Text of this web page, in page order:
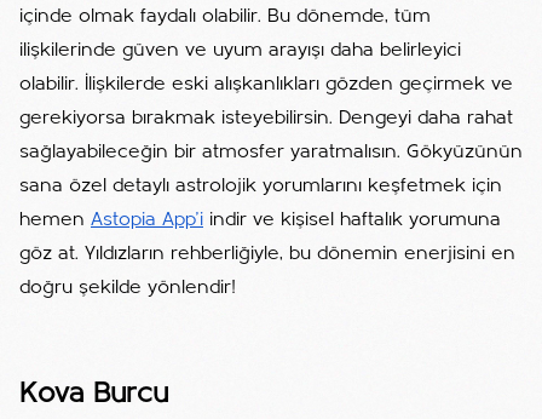
içinde olmak faydalı olabilir. Bu dönemde, tüm
ilişkilerinde güven ve uyum arayışı daha belirleyici
olabilir. İlişkilerde eski alışkanlıkları gözden geçirmek ve
gerekiyorsa bırakmak isteyebilirsin. Dengeyi daha rahat
sağlayabileceğin bir atmosfer yaratmalısın. Gökyüzünün
sana özel detaylı astrolojik yorumlarını keşfetmek için
hemen Astopia App'i indir ve kişisel haftalık yorumuna
göz at. Yıldızların rehberliğiyle, bu dönemin enerjisini en
doğru şekilde yönlendir!
Kova Burcu